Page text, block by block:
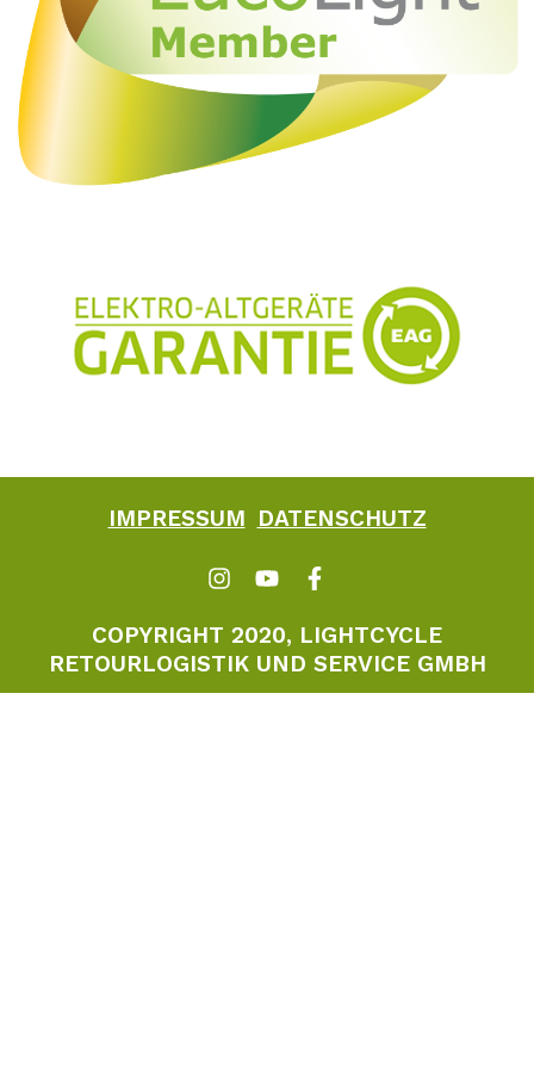
IMPRESSUM DATENSCHUTZ
COPYRIGHT 2020, LIGHTCYCLE
RETOURLOGISTIK UND SERVICE GMBH